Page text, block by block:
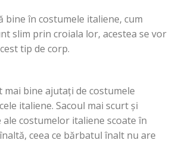
bine în costumele italiene, cum
slim prin croiala lor, acestea se vor
tip de corp.
bine ajutați de costumele
italiene. Sacoul mai scurt și
costumelor italiene scoate în
ceea ce bărbatul înalt nu are